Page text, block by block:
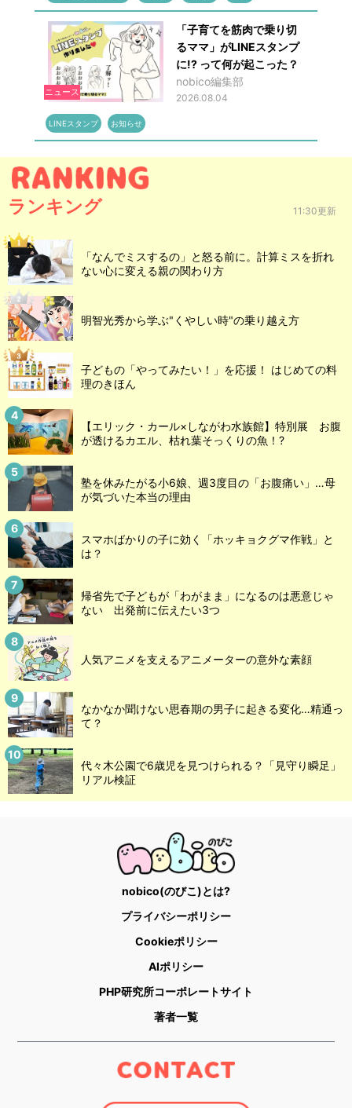
ニュース
「子育てを筋肉で乗り切
るママ」がLINEスタンプ
に!? って何が起こった？
nobico編集部
2026.08.04
LINEスタンプ お知らせ
ランキング 11:30更新
「なんでミスするの」と怒る前に。計算ミスを折れ
ない心に変える親の関わり方
明智光秀から学ぶ"くやしい時"の乗り越え方
子どもの「やってみたい！」を応援！ はじめての料
理のきほん
【エリック・カール×しながわ水族館】特別展 お腹
が透けるカエル、枯れ葉そっくりの魚！?
塾を休みたがる小6娘、週3度目の「お腹痛い」…母
が気づいた本当の理由
スマホばかりの子に効く「ホッキョクグマ作戦」と
は？
帰省先で子どもが「わがまま」になるのは悪意じゃ
ない 出発前に伝えたい3つ
人気アニメを支えるアニメーターの意外な素顔
なかなか聞けない思春期の男子に起きる変化…精通っ
て？
代々木公園で6歳児を見つけられる？「見守り瞬足」
リアル検証
nobico(のびこ)とは?
プライバシーポリシー
Cookieポリシー
AIポリシー
PHP研究所コーポレートサイト
著者一覧